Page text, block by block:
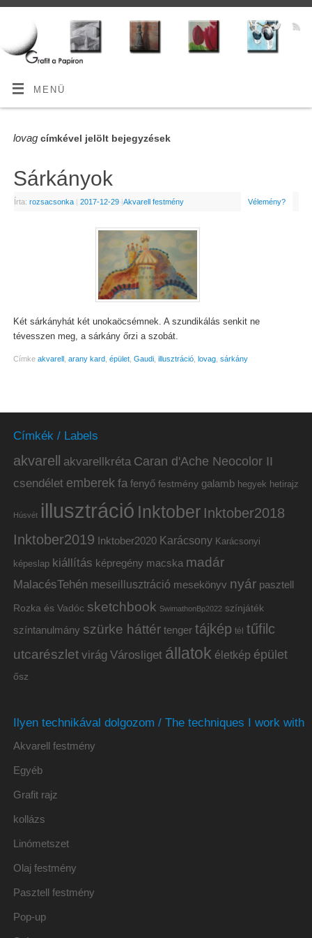
MENÜ
lovagcímkével jelölt bejegyzések
Sárkányok
Írta: rozsacsonka | 2017-12-29 |Akvarell festmény Vélemény?
Két sárkányhát két unokaöcsémnek. A szundikálás senkit ne
tévesszen meg, a sárkány őrzi a szobát.
Címke akvarell , arany kard, épület, Gaudi, illusztráció, lovag, sárkány
Címkék / Labels
akvarell akvarellkréta Caran d'Ache Neocolor II
csendélet emberek fa fenyő festmény galamb hegyek hetirajz
Húsvét illusztráció Inktober Inktober2018
Inktober2019 Inktober2020 Karácsony Karácsonyi
képeslap kiállítás képregény macska madár
MalacésTehén meseillusztráció mesekönyv nyár pasztell
Rozka és Vadóc sketchbook SwimathonBp2022 színjáték
színtanulmány szürke háttér tenger tájkép tél tűfilc
utcarészlet virág Városliget állatok életkép épület
ősz
Ilyen technikával dolgozom / The techniques I work with
Akvarell festmény
Egyéb
Grafit rajz
kollázs
Linómetszet
Olaj festmény
Pasztell festmény
Pop-up